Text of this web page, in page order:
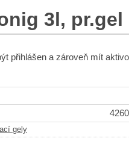
3l, pr.gel
přihlášen a zároveň mít
gely